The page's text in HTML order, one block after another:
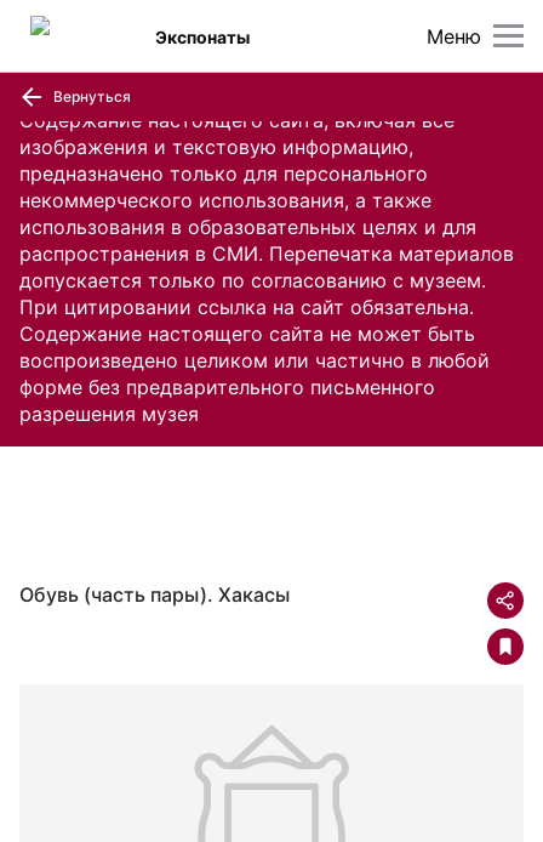
Содержание настоящего сайта, включая все
изображения и текстовую информацию,
предназначено только для персонального
некоммерческого использования, а также
использования в образовательных целях и для
распространения в СМИ. Перепечатка материалов
допускается только по согласованию с музеем.
При цитировании ссылка на сайт обязательна.
Содержание настоящего сайта не может быть
воспроизведено целиком или частично в любой
форме без предварительного письменного
разрешения музея
Меню
Экспонаты
Вернуться
Обувь (часть пары). Хакасы